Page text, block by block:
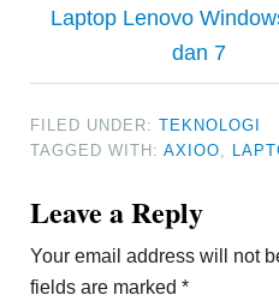
Laptop Lenovo
dan 7
FILED UNDER:TEKNOLOGI
TAGGED WITH:AXIOO,
Reader
Interactions
Leave a Reply
Your email address will not
fields are marked*